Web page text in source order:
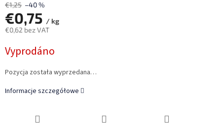
€1,25 –40 %
€0,75 / kg
€0,62 bez VAT
jednostkowa:
Vyprodáno
Pozycja została wyprzedana…
Informacje szczegółowe